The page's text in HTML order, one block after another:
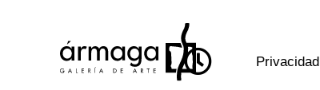
Privacidad